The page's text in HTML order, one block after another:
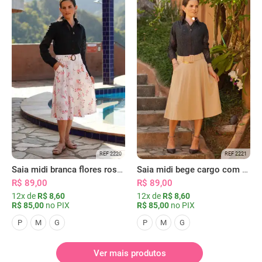
REF 2220
Saia midi branca flores rosas com bolsos
R$ 89,00
12x de R$ 8,60
R$ 85,00 no PIX
P M G
REF 2221
Saia midi bege cargo com bolsos
R$ 89,00
12x de R$ 8,60
R$ 85,00 no PIX
P M G
Ver mais produtos